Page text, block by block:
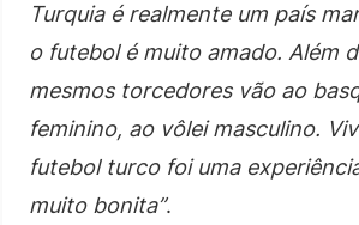
Turquia é realmente um país
o futebol é muito amado. Além
mesmos torcedores vão ao
feminino, ao vôlei masculino.
futebol turco foi uma
muito bonita”.